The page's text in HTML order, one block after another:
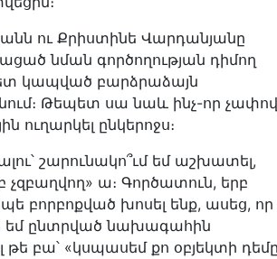
ու Քրիստինե Վարդանյանը
նման գործողության դիմող
կապված բարձրաձայն
Թեպետ սա նաև ինչ-որ չափով
ուղարկել ընկերոջս։
շարունակո՞ւմ եմ աշխատել,
ա։ Գործատուն, երբ
բորբոքված խոսել ենք, ասեց, որ
եմ ընտրված նախագահին
թե բա՝ «կսպասեմ քո օբյեկտի դեմը